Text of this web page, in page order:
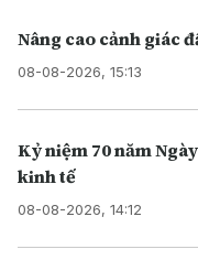
Nâng cao cảnh giác
08-08-2026, 15:13
Kỷ niệm 70 năm
kinh tế
08-08-2026, 14:12